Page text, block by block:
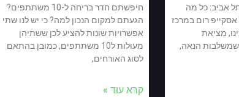
אביב: כל מה
רום במרכז
מציאת
שמשלבות הנאה,
חיפשתם חדר בריחה ל-10 משתתפים?
הגעתם למקום הנכון למה? כי יש לנו שתי
אפשרויות שונות להציע לכן ששתיהן
מעולות ל10 משתתפים, כמובן בהתאם
לסוג האורחים,
קרא עוד »